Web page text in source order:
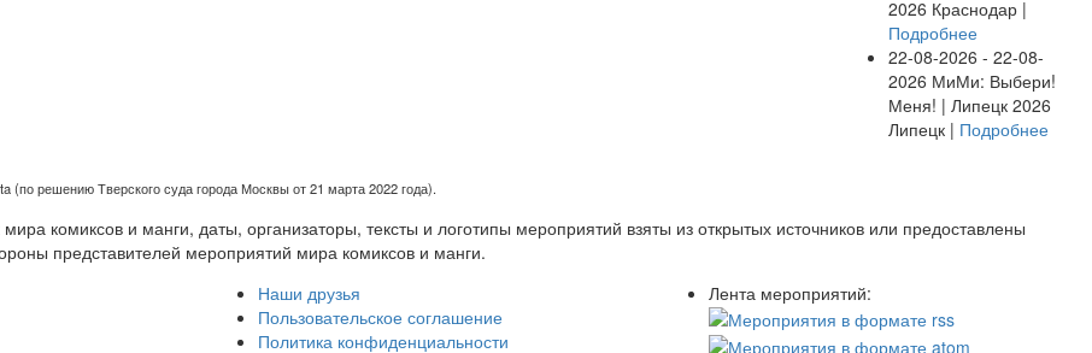
2026 Краснодар |
Подробнее
22-08-2026 - 22-08-
2026 МиМи: Выбери!
Меня! | Липецк 2026
Липецк | Подробнее
(по решению Тверского суда города Москвы от 21 марта 2022 года).
комиксов и манги, даты, организаторы, тексты и логотипы мероприятий взяты из открытых источников или предоставлены
представителей мероприятий мира комиксов и манги.
Наши друзья
Пользовательское соглашение
Политика конфиденциальности
Лента мероприятий: